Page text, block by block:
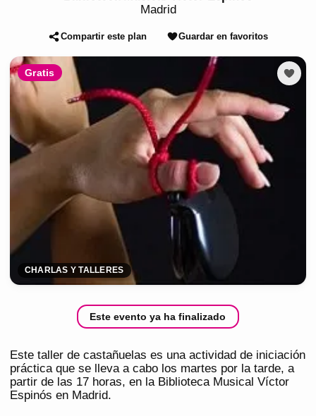
Madrid
Compartir este plan Guardar en favoritos
Gratis
CHARLAS Y TALLERES
Este evento ya ha finalizado
Este taller de castañuelas es una actividad de iniciación
práctica que se lleva a cabo los martes por la tarde, a
partir de las 17 horas, en la Biblioteca Musical Víctor
Espinós en Madrid.